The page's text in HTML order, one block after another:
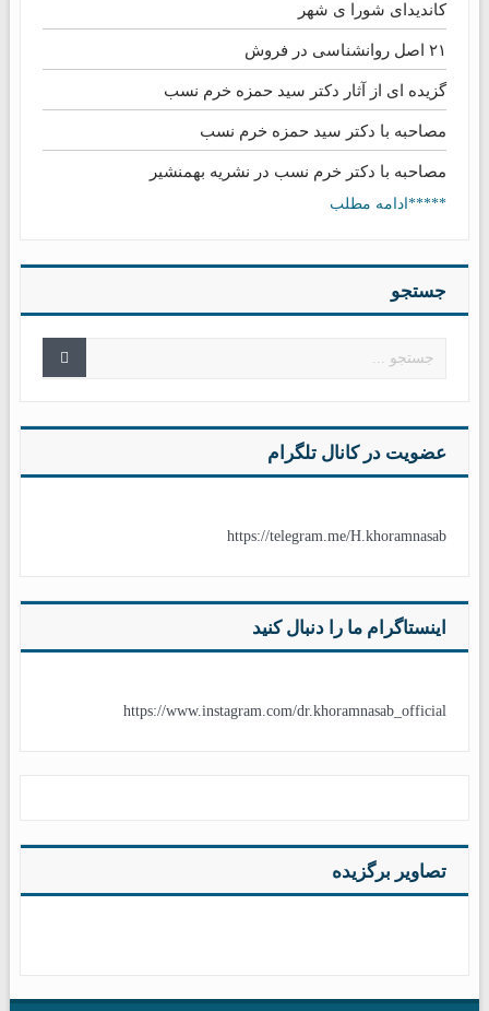
کاندیدای شورا ی شهر
۲۱ اصل روانشناسی در فروش
گزیده ای از آثار دکتر سید حمزه خرم نسب
مصاحبه با دکتر سید حمزه خرم نسب
مصاحبه با دکتر خرم نسب در نشریه بهمنشیر
*****ادامه مطلب
جستجو
عضویت در کانال تلگرام
https://telegram.me/H.khoramnasab
اینستاگرام ما را دنبال کنید
https://www.instagram.com/dr.khoramnasab_official
تصاویر برگزیده